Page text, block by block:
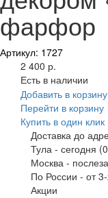
фарфор
Артикул: 1727
2 400 р.
Есть в наличии
Добавить в корзину
Перейти в корзину
Купить в один клик
Доставка до
Тула - сегодня
Москва -
По России - от
Акции